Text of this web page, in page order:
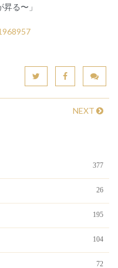
る〜」
NEXT
377
26
195
104
72